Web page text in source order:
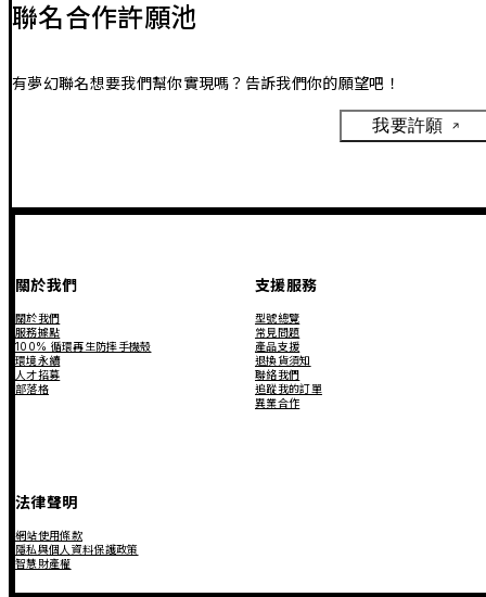
聯名合作許願池
有夢幻聯名想要我們幫你實現嗎？告訴我們你的願望吧！
我要許願
關於我們
關於我們
服務據點
100% 循環再生防摔手機殼
環境永續
人才招募
部落格
支援服務
型號總覽
常見問題
產品支援
退換貨須知
聯絡我們
追蹤我的訂單
異業合作
法律聲明
網站使用條款
隱私與個人資料保護政策
智慧財產權